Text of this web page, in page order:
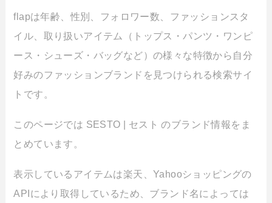
flapは年齢、性別、フォロワー数、ファッションスタ
イル、取り扱いアイテム（トップス・パンツ・ワンピ
ース・シューズ・バッグなど）の様々な特徴から自分
好みのファッションブランドを見つけられる検索サイ
トです。
このページでは SESTO | セスト のブランド情報をま
とめています。
表示しているアイテムは楽天、Yahooショッピングの
APIにより取得しているため、ブランド名によっては